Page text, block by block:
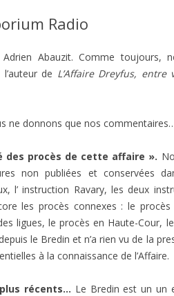
CONTEMPORAINS
ARTICLES UNIVERSITAIRES
CARTES POSTALES ET
L’AFFAIRE DREYFUS EN BANDES
PHOTOGRAPHIES
Radio
Abauzit. Comme toujours,
de L’Affaire Dreyfus, entre
ne donnons que nos
des procès de cette affaire ».
non publiées et conservées
l’ instruction Ravary, les deux
les procès connexes : le procès
ligues, le procès en Haute-Cour,
le Bredin et n’a rien vu de la
à la connaissance de l’Affaire.
récents… Le Bredin est un un